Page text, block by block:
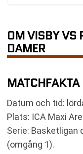
ARENA OCH
SPORTSLIG
KOMMANDE
RELATERADE
OM VISBY VS
DAMER
MATCHFAKTA
Datum och tid:
Plats: ICA Maxi
Serie: Basketligan
(omgång 1).